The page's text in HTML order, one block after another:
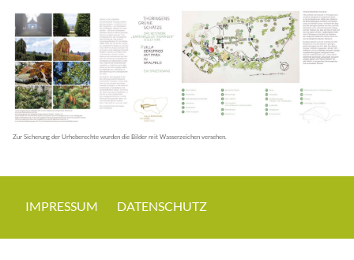
Zur Sicherung der Urheberechte wurden die Bilder mit Wasserzeichen versehen.
IMPRESSUM DATENSCHUTZ